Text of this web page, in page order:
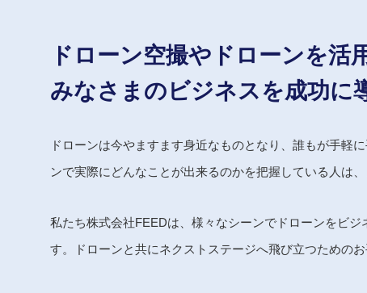
ドローン空撮や ドローンを活
みなさまのビジネスを成功に
ドローンは今やますます身近なものとなり、誰もが手軽
ンで実際にどんなことが出来るのかを把握している人は
私たち株式会社FEEDは、様々なシーンでドローンをビ
す。ドローンと共にネクストステージへ飛び立つための